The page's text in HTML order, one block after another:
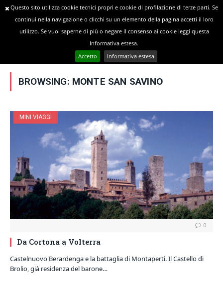
Posts Tagged "Monte San Savino"
BROWSING: MONTE SAN SAVINO
MINI VIAGGI
0
Da Cortona a Volterra
Castelnuovo Berardenga e la battaglia di Montaperti. Il Castello di
Brolio, già residenza del barone…
Questo sito utilizza cookie tecnici propri e cookie di profilazione di terze parti. Se
continui nella navigazione o clicchi su un elemento della pagina accetti il loro
utilizzo. Se vuoi saperne di più o negare il consenso ai cookie leggi questa
Informativa estesa.
Accetto
Informativa estesa